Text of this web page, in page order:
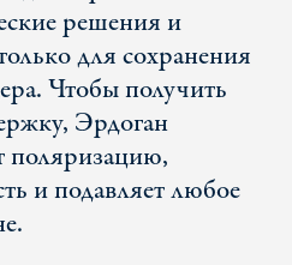
решения и
для сохранения
Чтобы получить
Эрдоган
поляризацию,
и подавляет любое